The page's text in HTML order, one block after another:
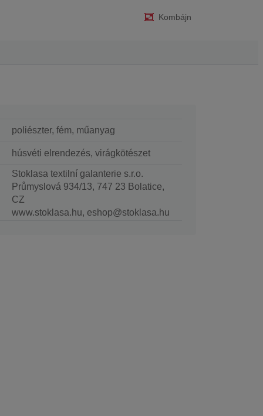
Kombájn
poliészter, fém, műanyag
húsvéti elrendezés, virágkötészet
Stoklasa textilní galanterie s.r.o.
Průmyslová 934/13, 747 23 Bolatice,
CZ
www.stoklasa.hu, eshop@stoklasa.hu